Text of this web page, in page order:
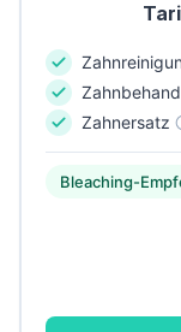
Zahnersatz
Bleaching-